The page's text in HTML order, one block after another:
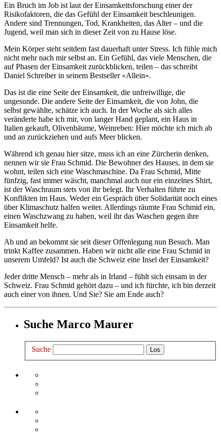
Ein Bruch im Job ist laut der Einsamkeitsforschung einer der
Risikofaktoren, die das Gefühl der Einsamkeit beschleunigen.
Andere sind Trennungen, Tod, Krankheiten, das Alter – und die
Jugend, weil man sich in dieser Zeit von zu Hause löse.
Mein Körper steht seitdem fast dauerhaft unter Stress. Ich fühle mich
nicht mehr nach mir selbst an. Ein Gefühl, das viele Menschen, die
auf Phasen der Einsamkeit zurückblicken, teilen – das schreibt
Daniel Schreiber in seinem Bestseller «Allein».
Das ist die eine Seite der Einsamkeit, die unfreiwillige, die
ungesunde. Die andere Seite der Einsamkeit, die von John, die
selbst gewählte, schätze ich auch. In der Woche als sich alles
veränderte habe ich mir, von langer Hand geplant, ein Haus in
Italien gekauft, Olivenbäume, Weinreben: Hier möchte ich mich ab
und an zurückziehen und aufs Meer blicken.
Während ich genau hier sitze, muss ich an eine Zürcherin denken,
nennen wir sie Frau Schmid. Die Bewohner des Hauses, in dem sie
wohnt, teilen sich eine Waschmaschine. Da Frau Schmid, Mitte
fünfzig, fast immer wäscht, manchmal auch nur ein einzelnes Shirt,
ist der Waschraum stets von ihr belegt. Ihr Verhalten führte zu
Konflikten im Haus. Weder ein Gespräch über Solidarität noch eines
über Klimaschutz halfen weiter. Allerdings räumte Frau Schmid ein,
einen Waschzwang zu haben, weil ihr das Waschen gegen ihre
Einsamkeit helfe.
Ab und an bekommt sie seit dieser Offenlegung nun Besuch. Man
trinkt Kaffee zusammen. Haben wir nicht alle eine Frau Schmid in
unserem Umfeld? Ist auch die Schweiz eine Insel der Einsamkeit?
Jeder dritte Mensch – mehr als in Irland – fühlt sich einsam in der
Schweiz. Frau Schmid gehört dazu – und ich fürchte, ich bin derzeit
auch einer von ihnen. Und Sie? Sie am Ende auch?
Suche Marco Maurer
Suche